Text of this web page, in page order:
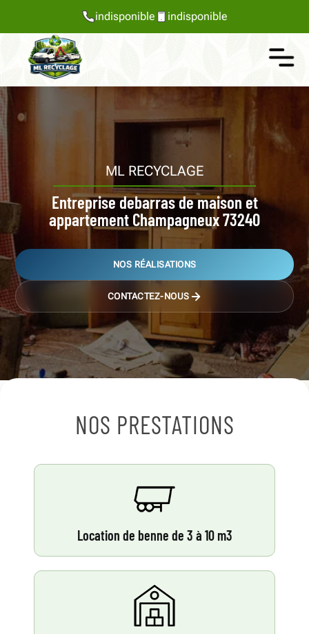
indisponible indisponible
ML RECYCLAGE
Entreprise debarras de maison et
appartement Champagneux 73240
NOS RÉALISATIONS
CONTACTEZ-NOUS
NOS PRESTATIONS
Location de benne de 3 à 10 m3